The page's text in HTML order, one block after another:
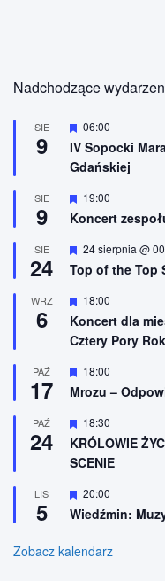
Nadchodzące
SIE
9
W
y
r
ó
n
o
e
06:00
IV Sopocki
Gdańskiej
SIE
9
W
r
ż
n
o
n
e
19:00
Koncert
SIE
24
W
r
ż
n
o
e
24 sierpnia @
Top of the Top
WRZ
6
W
r
ó
n
o
e
18:00
Koncert dla
Cztery Pory
PAŹ
17
W
r
ż
n
i
o
e
18:00
Mrozu –
PAŹ
24
W
y
r
ó
n
i
o
e
18:30
KRÓLOWIE
SCENIE
LIS
5
W
y
r
ż
20:00
Wiedźmin:
Zobacz kalendarz